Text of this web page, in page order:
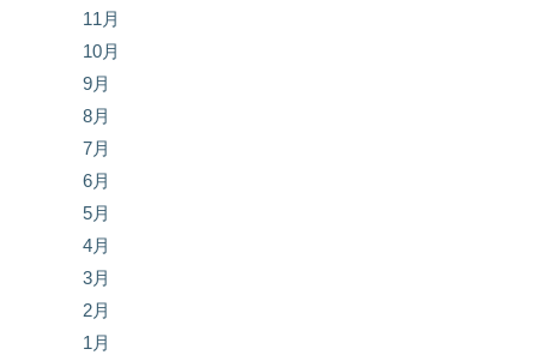
11月
10月
9月
8月
7月
6月
5月
4月
3月
2月
1月